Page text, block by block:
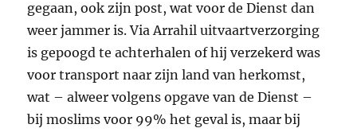
gegaan, ook zijn post, wat voor de Dienst dan
weer jammer is. Via Arrahil uitvaartverzorging
is gepoogd te achterhalen of hij verzekerd was
voor transport naar zijn land van herkomst,
wat – alweer volgens opgave van de Dienst –
bij moslims voor 99% het geval is, maar bij